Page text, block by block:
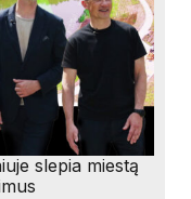
slepia miestą